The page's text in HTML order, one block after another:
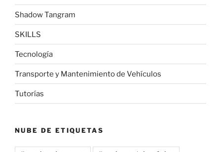
Shadow Tangram
SKILLS
Tecnología
Transporte y Mantenimiento de Vehículos
Tutorías
NUBE DE ETIQUETAS